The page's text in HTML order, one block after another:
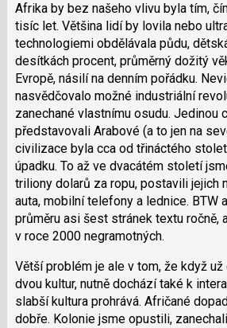
navigaci
lze
použít
i
klávesy
N
pro
následující
a
P
pro
předchozí
nový
názor
Afrika by bez našeho vlivu byla tím,
tisíc let. Většina lidí by lovila nebo
technologiemi obdělávala půdu,
desítkách procent, průměrný dožitý
Evropě, násilí na denním pořádku.
nasvědčovalo možné industriální
zanechané vlastnímu osudu. Jedinou
představovali Arabové (a to jen na
civilizace byla cca od třináctého
úpadku. To až ve dvacátém století
triliony dolarů za ropu, postavili jejich
auta, mobilní telefony a lednice. BTW
průměru asi šest stránek textu ročně,
v roce 2000 negramotných.
Větší problém je ale v tom, že když
dvou kultur, nutně dochází také k
slabší kultura prohrává. Afričané
dobře. Kolonie jsme opustili,